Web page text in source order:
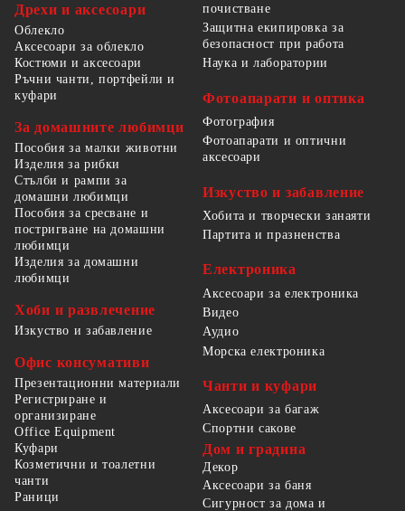
Дрехи и аксесоари
Облекло
Аксесоари за облекло
Костюми и аксесоари
Ръчни чанти, портфейли и
куфари
За домашните любимци
Пособия за малки животни
Изделия за рибки
Стълби и рампи за
домашни любимци
Пособия за сресване и
постригване на домашни
любимци
Изделия за домашни
любимци
Хоби и развлечение
Изкуство и забавление
Офис консумативи
Презентационни материали
Регистриране и
организиране
Office Equipment
почистване
Защитна екипировка за
безопасност при работа
Наука и лаборатории
Фотоапарати и оптика
Фотография
Фотоапарати и оптични
аксесоари
Изкуство и забавление
Хобита и творчески занаяти
Партита и празненства
Електроника
Аксесоари за електроника
Видео
Аудио
Морска електроника
Чанти и куфари
Аксесоари за багаж
Спортни сакове
Куфари
Козметични и тоалетни
чанти
Раници
Дом и градина
Декор
Аксесоари за баня
Сигурност за дома и